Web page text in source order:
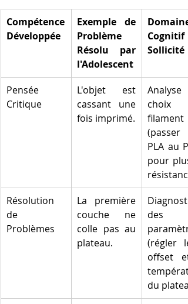
Compétence
Développée
Exemple de
Problème
Résolu par
l'Adolescent
Domaine
Cognitif
Sollicité
Pensée
Critique
L'objet est
cassant une
fois imprimé.
Analyse
choix
filament
(passer
PLA au
pour
Résolution
de
Problèmes
La première
couche ne
colle pas au
plateau.
Diagnostic
des
(régler
offset
du